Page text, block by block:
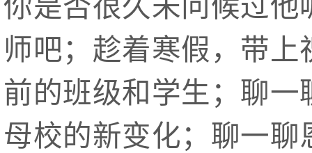
你是否很久未问候过
师吧；趁着寒假，带
前的班级和学生；聊
母校的新变化；聊一